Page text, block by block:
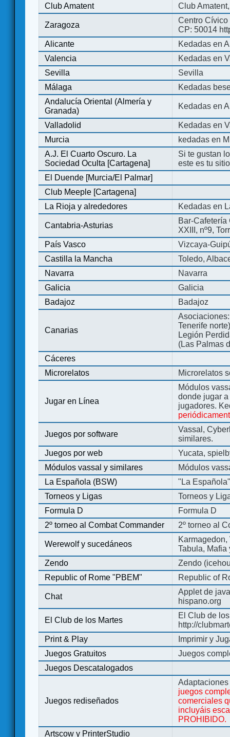
Club Amatent
Club
Zaragoza
Centro Cívico
CP: 50014
Alicante
Kedadas en
Valencia
Kedadas en
Sevilla
Sevilla
Málaga
Kedadas
Andalucía Oriental (Almería y
Granada)
Kedadas en
Valladolid
Kedadas en
Murcia
kedadas en
A.J. El Cuarto Oscuro. La
Sociedad Oculta [Cartagena]
Si te gustan
este es tu
El Duende [Murcia/El Palmar]
Club Meeple [Cartagena]
La Rioja y alrededores
Kedadas en
Cantabria-Asturias
Bar-
XXIII, nº9,
País Vasco
Vizcaya-
Castilla la Mancha
Toledo,
Navarra
Navarra
Galicia
Galicia
Badajoz
Badajoz
Canarias
Tenerife
Legión
(Las Palmas
Cáceres
Microrelatos
Microrelatos
Jugar en Línea
Módulos
donde jugar
jugadores.
Juegos por software
Vassal,
similares.
Juegos por web
Yucata,
Módulos vassal y similares
Módulos
La Española (BSW)
"La
Torneos y Ligas
Torneos y
Formula D
Formula D
2º torneo al Combat Commander
2º torneo al
Werewolf y sucedáneos
Tabula, Mafia
Zendo
Zendo
Republic of Rome "PBEM"
Republic of
Chat
Applet de
hispano.org
El Club de los Martes
El Club de
http://
Print & Play
Imprimir y
Juegos Gratuitos
Juegos
Juegos Descatalogados
Juegos rediseñados
juegos
comerciales
incluyáis
PROHIBIDO.
Artscow y PrinterStudio